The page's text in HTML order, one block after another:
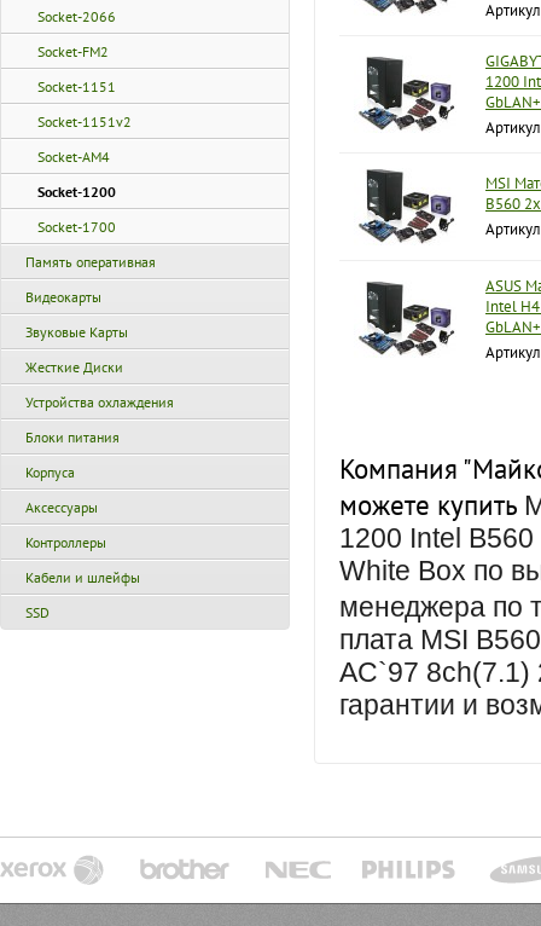
Socket-2066
Socket-FM2
Socket-1151
Socket-1151v2
Socket-AM4
Socket-1200
Socket-1700
Память оперативная
Видеокарты
Звуковые Карты
Жесткие Диски
Устройства охлаждения
Блоки питания
Корпуса
Аксессуары
Контроллеры
Кабели и шлейфы
SSD
1200
MSI
B560
ASUS
Intel
Компания
можете купить
1200 Intel
White Box по
менеджера по
плата MSI
AC`97 8ch(7.1)
гарантии и